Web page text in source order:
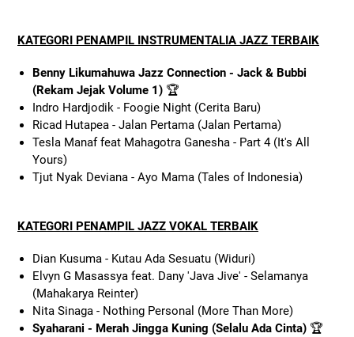
KATEGORI PENAMPIL INSTRUMENTALIA JAZZ TERBAIK
Benny Likumahuwa Jazz Connection - Jack & Bubbi
(Rekam Jejak Volume 1)🏆
Indro Hardjodik - Foogie Night (Cerita Baru)
Ricad Hutapea - Jalan Pertama (Jalan Pertama)
Tesla Manaf feat Mahagotra Ganesha - Part 4 (It's All
Yours)
Tjut Nyak Deviana - Ayo Mama (Tales of Indonesia)
KATEGORI PENAMPIL JAZZ VOKAL TERBAIK
Dian Kusuma - Kutau Ada Sesuatu (Widuri)
Elvyn G Masassya feat. Dany 'Java Jive' - Selamanya
(Mahakarya Reinter)
Nita Sinaga - Nothing Personal (More Than More)
Syaharani - Merah Jingga Kuning (Selalu Ada Cinta)🏆